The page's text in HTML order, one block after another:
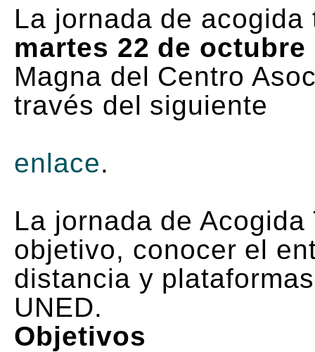
La jornada de
martes 22 de octubre
Magna del Centro
través del siguiente
enlace.
La jornada de
objetivo, conocer el
distancia y
UNED.
Objetivos